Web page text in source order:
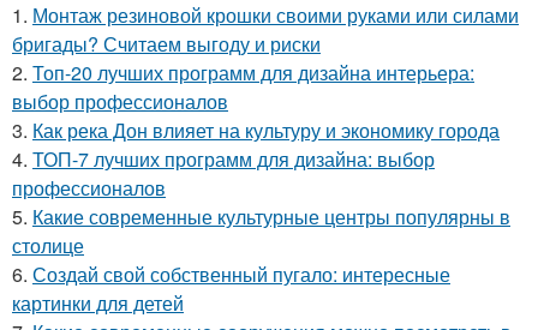
1. Монтаж резиновой крошки своими руками или силами
бригады? Считаем выгоду и риски
2. Топ-20 лучших программ для дизайна интерьера:
выбор профессионалов
3. Как река Дон влияет на культуру и экономику города
4. ТОП-7 лучших программ для дизайна: выбор
профессионалов
5. Какие современные культурные центры популярны в
столице
6. Создай свой собственный пугало: интересные
картинки для детей